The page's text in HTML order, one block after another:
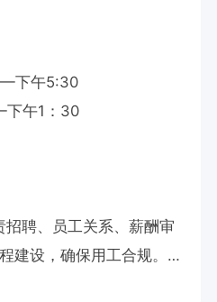
下午5:30
下午1：30
招聘、员工关系、薪酬审
建设，确保用工合规。
舍、食堂、车辆、安